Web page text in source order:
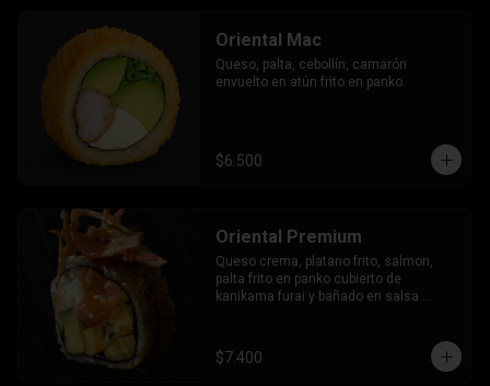
Oriental Mac
Queso, palta, cebollín, camarón
envuelto en atún frito en panko.
$6.500
Oriental Premium
Queso crema, platano frito, salmon,
palta frito en panko cubierto de
kanikama furai y bañado en salsa
$7.400